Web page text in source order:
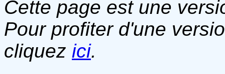
Cette page est une
Pour profiter d'une
cliquez ici.